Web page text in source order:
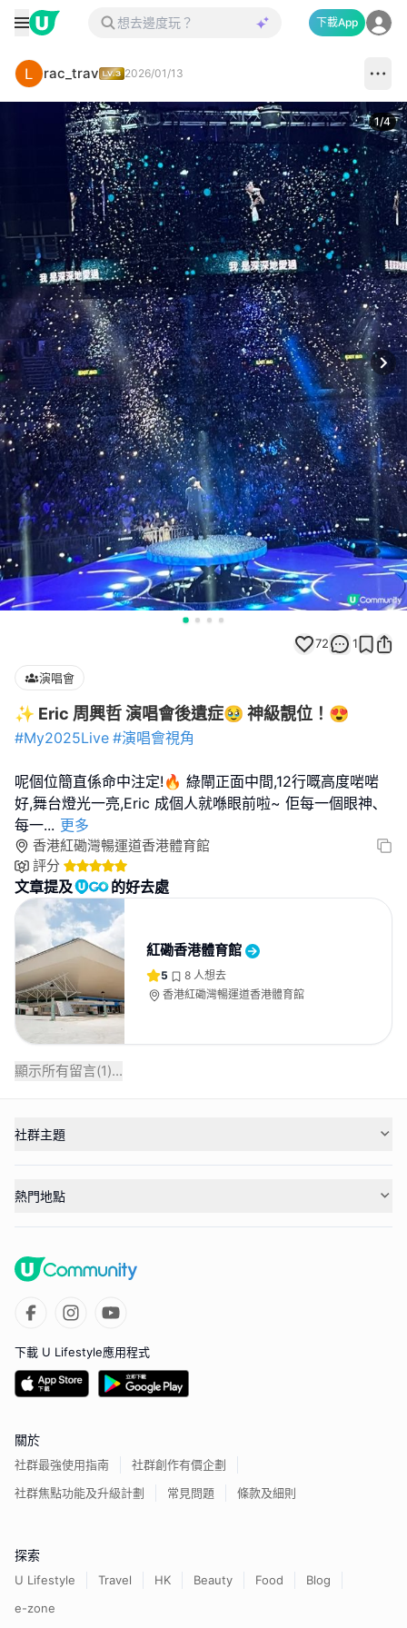
下載App
rac_trav 2026/01/13
1/4
72 1
演唱會
✨ Eric 周興哲 演唱會後遺症🥹 神級靚位！😍
#My2025Live #演唱會視角
呢個位簡直係命中注定!🔥 綠閘正面中間,12行嘅高度啱啱
好,舞台燈光一亮,Eric 成個人就喺眼前啦~ 佢每一個眼神､
每一... 更多
香港紅磡灣暢運道香港體育館
評分
文章提及 的好去處
紅磡香港體育館
5 8 人想去
香港紅磡灣暢運道香港體育館
顯示所有留言(1)...
社群主題
熱門地點
下載 U Lifestyle應用程式
關於
社群最強使用指南
社群創作有價企劃
社群焦點功能及升級計劃
常見問題 條款及細則
探索
U Lifestyle Travel HK Beauty Food
Blog
e-zone